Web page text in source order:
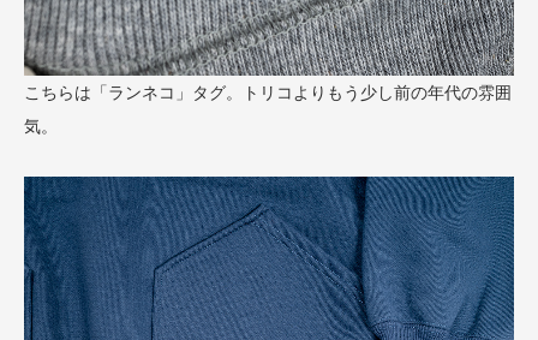
こちらは「ランネコ」タグ。トリコよりもう少し前の年代の雰囲
気。